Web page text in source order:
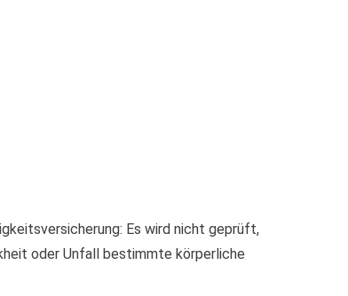
Es wird nicht geprüft,
oder Unfall bestimmte körperliche